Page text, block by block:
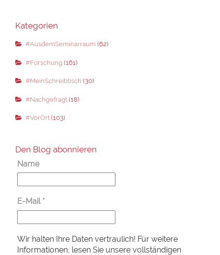
Kategorien
#AusdemSeminarraum (62)
#Forschung (161)
#MeinSchreibtisch (30)
#Nachgefragt(18)
#VorOrt(103)
Den Blog abonnieren
Name
E-Mail *
Wir halten Ihre Daten vertraulich! Für weitere
Informationen, lesen Sie unsere vollständigen